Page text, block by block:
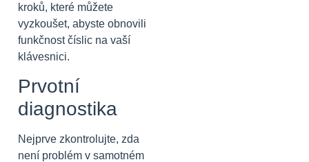
kroků, které můžete
vyzkoušet, abyste obnovili
funkčnost číslic na vaší
klávesnici.
Prvotní
diagnostika
Nejprve zkontrolujte, zda
není problém v samotném